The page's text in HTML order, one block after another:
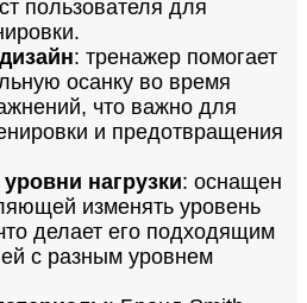
пользователя для
: тренажер помогает
осанку во время
что важно для
и предотвращения
нагрузки: оснащен
изменять уровень
делает его подходящим
с разным уровнем